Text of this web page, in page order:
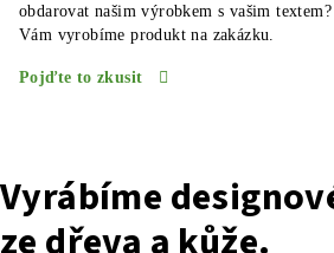
obdarovat našim výrobkem s vašim
Vám vyrobíme produkt na zakázku.
Pojďte to zkusit
Vyrábíme